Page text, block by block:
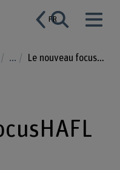
FR
... Le nouveau focusHAFL est arrivé!